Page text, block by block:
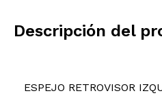
Descripción del
ESPEJO RETROVISOR